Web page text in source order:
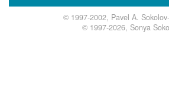
© 1997-2002, Pavel A.
© 1997-2026, Sonya